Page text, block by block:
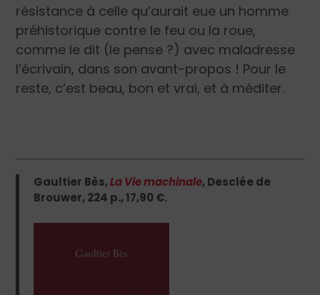
résistance à celle qu’aurait eue un homme
préhistorique contre le feu ou la roue,
comme le dit (le pense ?) avec maladresse
l’écrivain, dans son avant-propos ! Pour le
reste, c’est beau, bon et vrai, et à méditer.
Gaultier Bès,La Vie machinale, Desclée de
Brouwer, 224 p., 17,90 €.